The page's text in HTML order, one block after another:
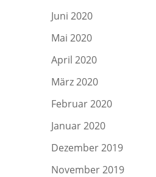
Juni 2020
Mai 2020
April 2020
März 2020
Februar 2020
Januar 2020
Dezember 2019
November 2019